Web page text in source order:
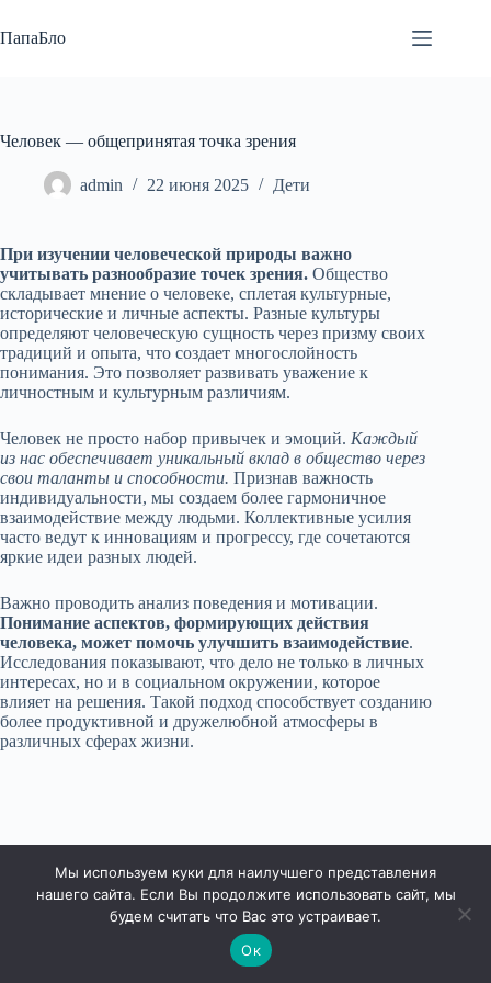
к
сути
ПапаБло
Человек — общепринятая точка зрения
admin 22 июня 2025 Дети
При изучении человеческой природы важно
учитывать разнообразие точек зрения. Общество
складывает мнение о человеке, сплетая культурные,
исторические и личные аспекты. Разные культуры
определяют человеческую сущность через призму своих
традиций и опыта, что создает многослойность
понимания. Это позволяет развивать уважение к
личностным и культурным различиям.
Человек не просто набор привычек и эмоций. Каждый
из нас обеспечивает уникальный вклад в общество через
свои таланты и способности. Признав важность
индивидуальности, мы создаем более гармоничное
взаимодействие между людьми. Коллективные усилия
часто ведут к инновациям и прогрессу, где сочетаются
яркие идеи разных людей.
Важно проводить анализ поведения и мотивации.
Понимание аспектов, формирующих действия
человека, может помочь улучшить взаимодействие.
Исследования показывают, что дело не только в личных
интересах, но и в социальном окружении, которое
влияет на решения. Такой подход способствует созданию
более продуктивной и дружелюбной атмосферы в
различных сферах жизни.
Мы используем куки для наилучшего представления
нашего сайта. Если Вы продолжите использовать сайт, мы
будем считать что Вас это устраивает.
Ок